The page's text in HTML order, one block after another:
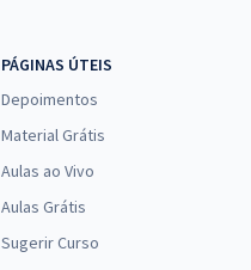
PÁGINAS ÚTEIS
Depoimentos
Material Grátis
Aulas ao Vivo
Aulas Grátis
Sugerir Curso